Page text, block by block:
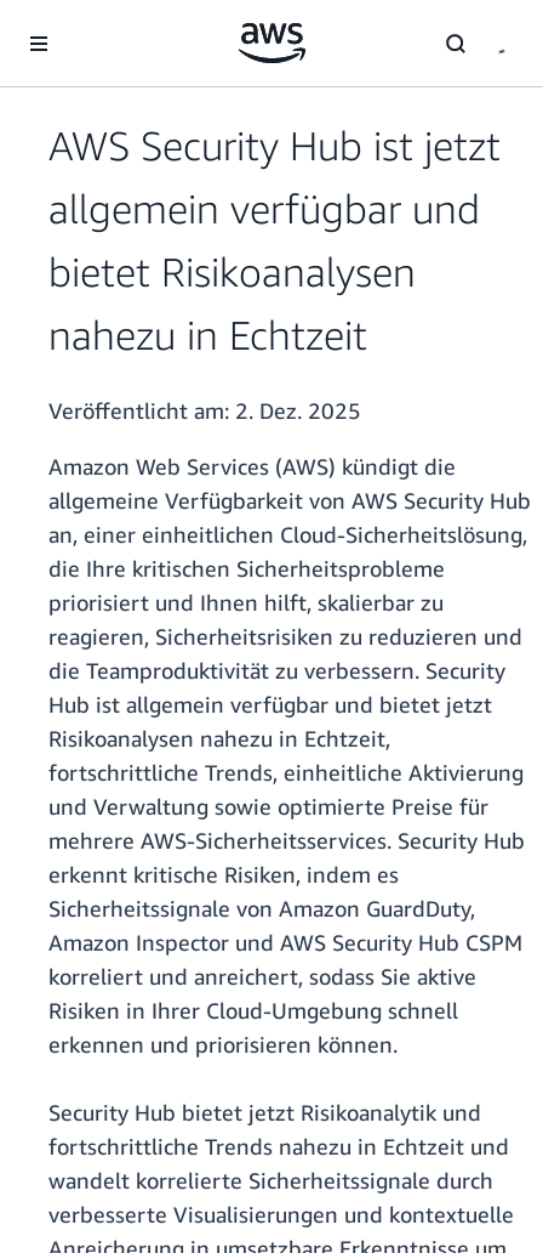
Überspringen zum Hauptinhalt
AWS Security Hub ist jetzt
allgemein verfügbar und
bietet Risikoanalysen
nahezu in Echtzeit
Veröffentlicht am: 2. Dez. 2025
Amazon Web Services (AWS) kündigt die
allgemeine Verfügbarkeit von AWS Security Hub
an, einer einheitlichen Cloud-Sicherheitslösung,
die Ihre kritischen Sicherheitsprobleme
priorisiert und Ihnen hilft, skalierbar zu
reagieren, Sicherheitsrisiken zu reduzieren und
die Teamproduktivität zu verbessern. Security
Hub ist allgemein verfügbar und bietet jetzt
Risikoanalysen nahezu in Echtzeit,
fortschrittliche Trends, einheitliche Aktivierung
und Verwaltung sowie optimierte Preise für
mehrere AWS-Sicherheitsservices. Security Hub
erkennt kritische Risiken, indem es
Sicherheitssignale von Amazon GuardDuty,
Amazon Inspector und AWS Security Hub CSPM
korreliert und anreichert, sodass Sie aktive
Risiken in Ihrer Cloud-Umgebung schnell
erkennen und priorisieren können.
Security Hub bietet jetzt Risikoanalytik und
fortschrittliche Trends nahezu in Echtzeit und
wandelt korrelierte Sicherheitssignale durch
verbesserte Visualisierungen und kontextuelle